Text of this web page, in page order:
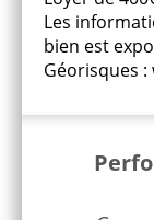
Les
bien est
Géorisques